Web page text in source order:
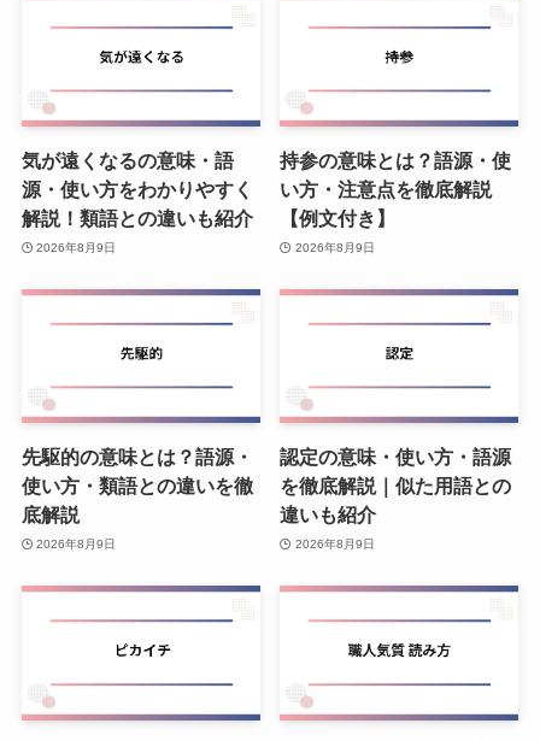
気が遠くなるの意味・語
源・使い方をわかりやすく
解説！類語との違いも紹介
2026年8月9日
持参の意味とは？語源・使
い方・注意点を徹底解説
【例文付き】
2026年8月9日
先駆的の意味とは？語源・
使い方・類語との違いを徹
底解説
2026年8月9日
認定の意味・使い方・語源
を徹底解説｜似た用語との
違いも紹介
2026年8月9日